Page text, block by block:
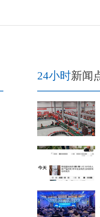
24小时新闻